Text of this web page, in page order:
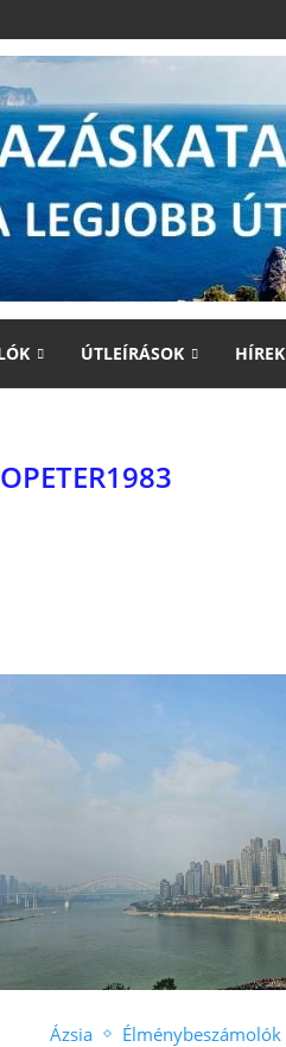
ÚTLEÍRÁSOK HÍREK
Ázsia Élménybeszámolók